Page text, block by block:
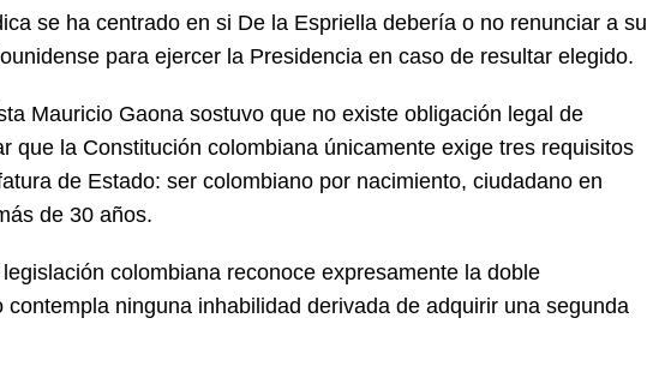
se ha centrado en si De la Espriella debería o no renunciar a su
para ejercer la Presidencia en caso de resultar elegido.
Mauricio Gaona sostuvo que no existe obligación legal de
que la Constitución colombiana únicamente exige tres requisitos
de Estado: ser colombiano por nacimiento, ciudadano en
de 30 años.
colombiana reconoce expresamente la doble
contempla ninguna inhabilidad derivada de adquirir una segunda